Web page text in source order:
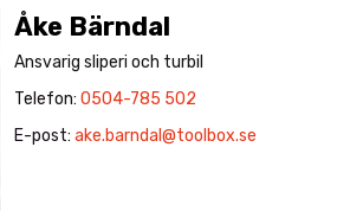
Åke Bärndal
Ansvarig sliperi och turbil
Telefon:0504-785 502
E-post:ake.barndal@toolbox.se